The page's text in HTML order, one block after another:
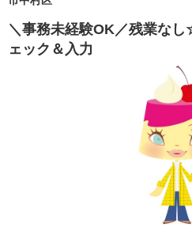
＼事務未経験OK／残業な
ェック＆入力